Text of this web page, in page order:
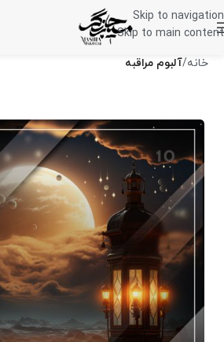
Skip to navigation
Skip to main content
خانه آلبوم مراقبه